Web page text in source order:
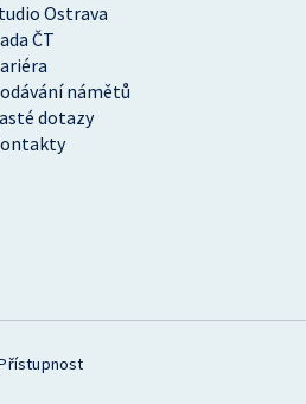
Ostrava
ČT
námětů
dotazy